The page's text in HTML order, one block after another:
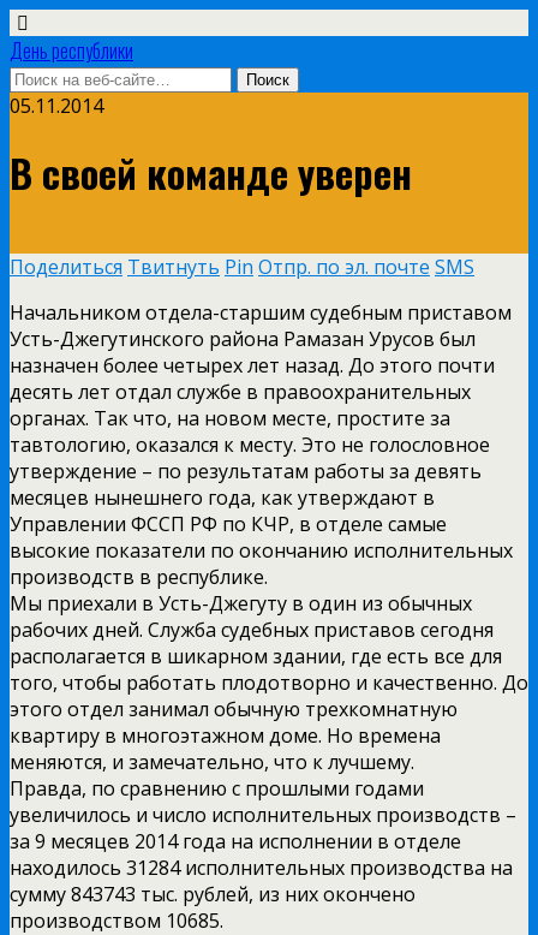
День республики
05.11.2014
В своей команде уверен
Поделиться Твитнуть Pin Отпр. по эл. почте SMS
Начальником отдела-старшим судебным приставом
Усть-Джегутинского района Рамазан Урусов был
назначен более четырех лет назад. До этого почти
десять лет отдал службе в правоохранительных
органах. Так что, на новом месте, простите за
тавтологию, оказался к месту. Это не голословное
утверждение – по результатам работы за девять
месяцев нынешнего года, как утверждают в
Управлении ФССП РФ по КЧР, в отделе самые
высокие показатели по окончанию исполнительных
производств в республике.
Мы приехали в Усть-Джегуту в один из обычных
рабочих дней. Служба судебных приставов сегодня
располагается в шикарном здании, где есть все для
того, чтобы работать плодотворно и качественно. До
этого отдел занимал обычную трехкомнатную
квартиру в многоэтажном доме. Но времена
меняются, и замечательно, что к лучшему.
Правда, по сравнению с прошлыми годами
увеличилось и число исполнительных производств –
за 9 месяцев 2014 года на исполнении в отделе
находилось 31284 исполнительных производства на
сумму 843743 тыс. рублей, из них окончено
производством 10685.